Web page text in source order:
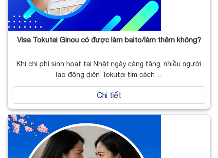
Visa Tokutei Ginou có được làm baito/làm thêm không?
Khi chi phí sinh hoạt tại Nhật ngày càng tăng, nhiều người
lao động diện Tokutei tìm cách…
Chi tiết